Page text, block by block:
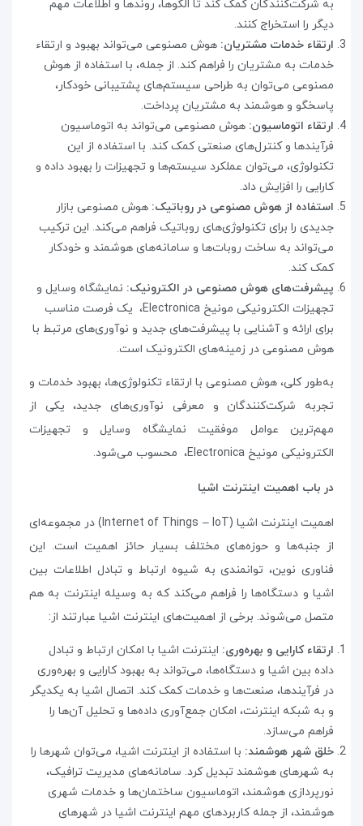
به شرکت‌کنندگان کمک کند تا الگوها، روندها و اطلاعات مهم
دیگر را استخراج کنند.
ارتقاء خدمات مشتریان: هوش مصنوعی می‌تواند بهبود و ارتقاء
خدمات به مشتریان را فراهم کند. از جمله، با استفاده از هوش
مصنوعی می‌توان به طراحی سیستم‌های پشتیبانی خودکار،
پاسخگو و هوشمند به مشتریان پرداخت.
ارتقاء اتوماسیون: هوش مصنوعی می‌تواند به اتوماسیون
فرآیندها و کنترل‌های صنعتی کمک کند. با استفاده از این
تکنولوژی، می‌توان عملکرد سیستم‌ها و تجهیزات را بهبود داده و
کارایی را افزایش داد.
استفاده از هوش مصنوعی در روباتیک: هوش مصنوعی بازار
جدیدی را برای تکنولوژی‌های روباتیک فراهم می‌کند. این ترکیب
می‌تواند به ساخت روبات‌ها و سامانه‌های هوشمند و خودکار
کمک کند.
پیشرفت‌های هوش مصنوعی در الکترونیک: نمایشگاه وسایل و
تجهیزات الکترونیکی مونیخ Electronica، یک فرصت مناسب
برای ارائه و آشنایی با پیشرفت‌های جدید و نوآوری‌های مرتبط با
هوش مصنوعی در زمینه‌های الکترونیک است.
به‌طور کلی، هوش مصنوعی با ارتقاء تکنولوژی‌ها، بهبود خدمات و
تجربه شرکت‌کنندگان و معرفی نوآوری‌های جدید، یکی از
مهم‌ترین عوامل موفقیت نمایشگاه وسایل و تجهیزات
الکترونیکی مونیخ Electronica، محسوب می‌شود.
در باب اهمیت اینترنت اشیا
اهمیت اینترنت اشیا (Internet of Things – IoT) در مجموعه‌ای
از جنبه‌ها و حوزه‌های مختلف بسیار حائز اهمیت است. این
فناوری نوین، توانمندی به شیوه ارتباط و تبادل اطلاعات بین
اشیا و دستگاه‌ها را فراهم می‌کند که به وسیله اینترنت به هم
متصل می‌شوند. برخی از اهمیت‌های اینترنت اشیا عبارتند از:
ارتقاء کارایی و بهره‌وری: اینترنت اشیا با امکان ارتباط و تبادل
داده بین اشیا و دستگاه‌ها، می‌تواند به بهبود کارایی و بهره‌وری
در فرآیندها، صنعت‌ها و خدمات کمک کند. اتصال اشیا به یکدیگر
و به شبکه اینترنت، امکان جمع‌آوری داده‌ها و تحلیل آن‌ها را
فراهم می‌سازد.
خلق شهر هوشمند: با استفاده از اینترنت اشیا، می‌توان شهرها را
به شهرهای هوشمند تبدیل کرد. سامانه‌های مدیریت ترافیک،
نورپردازی هوشمند، اتوماسیون ساختمان‌ها و خدمات شهری
هوشمند، از جمله کاربردهای مهم اینترنت اشیا در شهرهای